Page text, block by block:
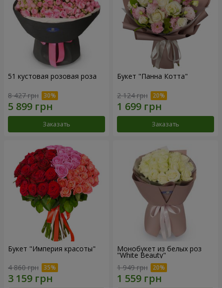
51 кустовая розовая роза
8 427 грн
Заказать
Букет "Панна Котта"
2 124 грн
Заказать
Букет "Империя красоты"
4 860 грн
Монобукет из белых роз
"White Beauty"
1 949 грн